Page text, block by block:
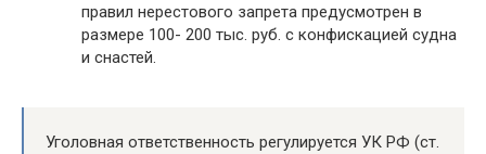
правил нерестового запрета предусмотрен в
размере 100- 200 тыс. руб. с конфискацией судна
и снастей.
Уголовная ответственность регулируется УК РФ (ст.